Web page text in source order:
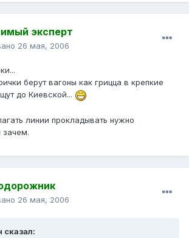
эксперт
26 мая, 2006
берут вагоны как грицца в крепкие
до Киевской...
линии прокладывать нужно
зачем.
26 мая, 2006